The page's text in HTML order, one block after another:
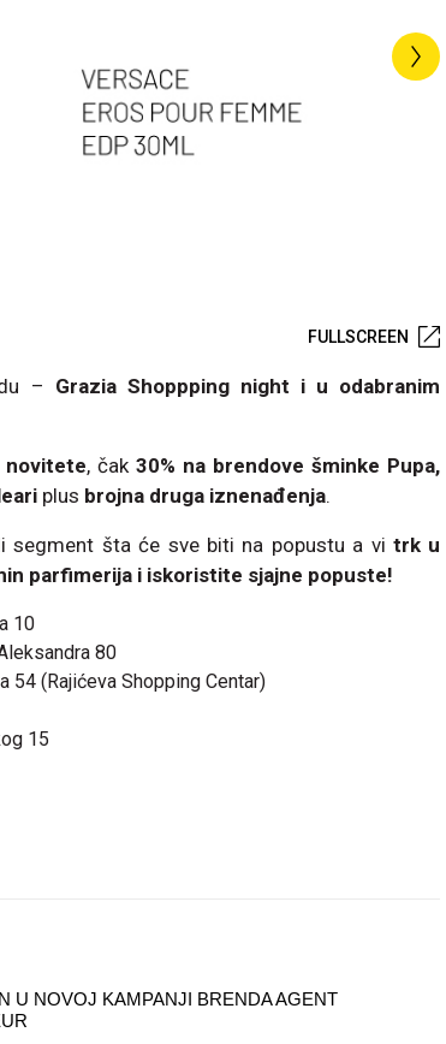
FULLSCREEN
– Grazia Shoppping night i u odabranim
novitete, čak30% na brendove šminke Pupa,
plus brojna druga iznenađenja.
segment šta će sve biti na popustu a vi trk u
parfimerija i iskoristite sjajne popuste!
10
80
54 (Rajićeva Shopping Centar)
15
U NOVOJ KAMPANJI BRENDA AGENT